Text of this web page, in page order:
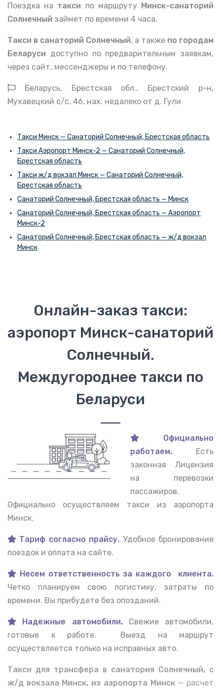
Поездка на такси по маршруту
Минск-санаторий
Солнечный займет по времени 4 часа.
Такси в санаторий Солнечный, а также по городам
Беларуси доступно по предварительным заявкам,
через сайт, мессенджеры и по телефону.
Беларусь, Брестская обл., Брестский р-н,
Мухавецкий с/с, 46, нах. недалеко от д. Гули
Такси Минск — Санаторий Солнечный, Брестская область
Такси Аэропорт Минск-2 — Санаторий Солнечный,
Брестская область
Такси ж/д вокзал Минск — Санаторий Солнечный,
Брестская область
Санаторий Солнечный, Брестская область — Минск
Санаторий Солнечный, Брестская область — Аэропорт
Минск-2
Санаторий Солнечный, Брестская область — ж/д вокзал
Минск
Онлайн-заказ такси:
аэропорт Минск-санаторий
Солнечный.
Междугороднее такси по
Беларуси
Официально
работаем.
Есть
законная Лицензия
на перевозки
пассажиров.
Официально осуществляем такси из аэропорта
Минск.
Тариф согласно прайсу. Удобное бронирование
поездок и оплата на сайте.
Несем ответственность за каждого клиента.
Четко планируем свою логистику, затраты по
времени. Вы прибудете без опозданий.
Надежные автомобили. Свежие автомобили,
готовые к работе. Выезд на маршрут
осуществляется только на исправных авто.
Такси для трансфера в санатория Солнечный, с
ж/д вокзала Минск, из аэропорта Минск— расчет